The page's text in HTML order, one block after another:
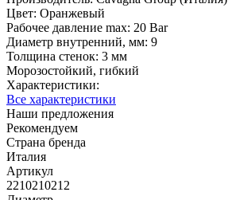
Цвет: Оранжевый
Рабочее давление max: 20 Bar
Диаметр внутренний, мм: 9
Толщина стенок: 3 мм
Морозостойкий, гибкий
Характеристики:
Все характеристики
Наши предложения
Рекомендуем
Страна бренда
Италия
Артикул
2210210212